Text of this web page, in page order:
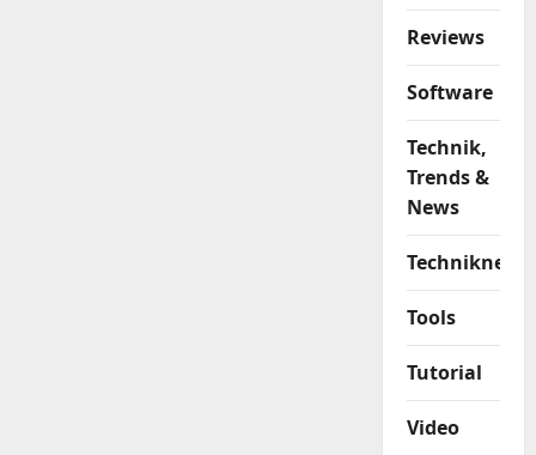
Reviews
Software
Technik,
Trends &
News
Techniknews
Tools
Tutorial
Video